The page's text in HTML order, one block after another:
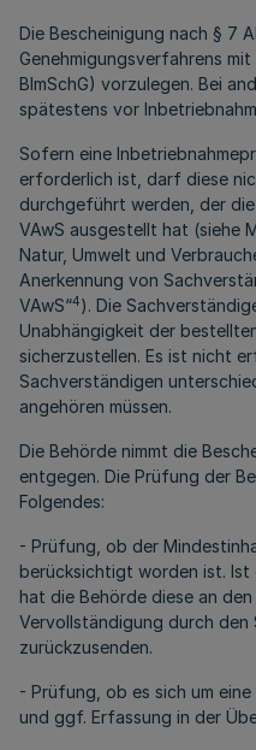
Die Bescheinigung nach § 7
Genehmigungsverfahrens
BImSchG) vorzulegen. Bei
spätestens vor
Sofern eine
erforderlich ist, darf diese
durchgeführt werden, der
VAwS ausgestellt hat (siehe
Natur, Umwelt und
Anerkennung von
VAwS“4). Die
Unabhängigkeit der
sicherzustellen. Es ist nicht
Sachverständigen
angehören müssen.
Die Behörde nimmt die
entgegen. Die Prüfung der
Folgendes:
- Prüfung, ob der
berücksichtigt worden ist. Ist
hat die Behörde diese an
Vervollständigung durch den
zurückzusenden.
- Prüfung, ob es sich um
und ggf. Erfassung in der